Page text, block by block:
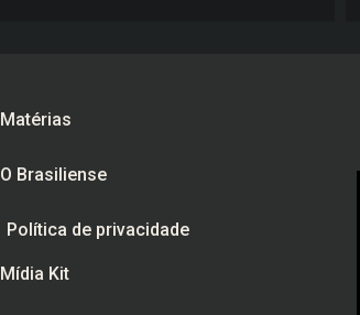
Matérias
O Brasiliense
Política de privacidade
Mídia Kit